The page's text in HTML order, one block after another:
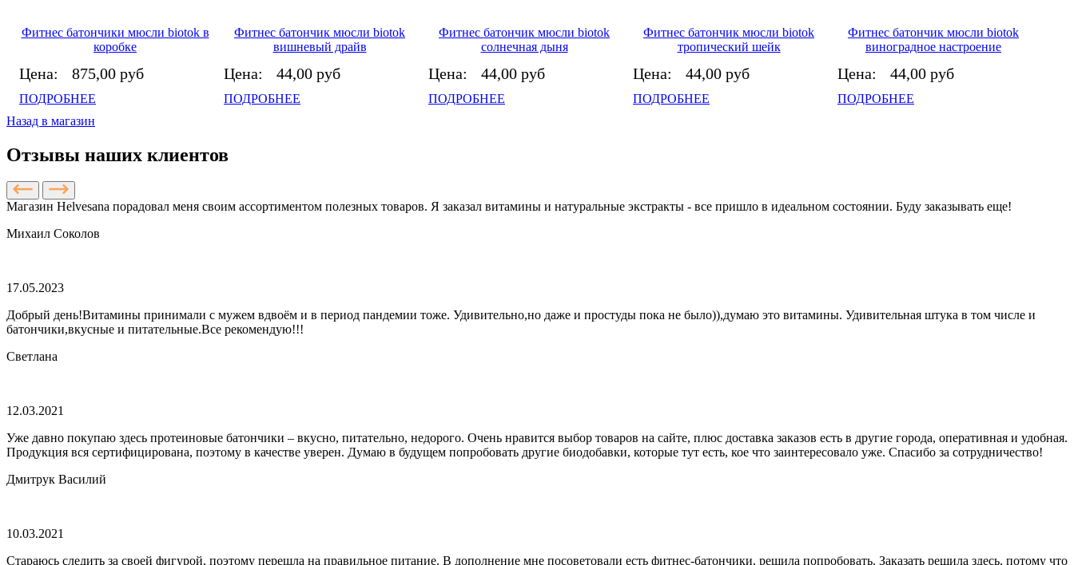
Фитнес батончики мюсли biotok в
коробке
Цена: 875,00 руб
ПОДРОБНЕЕ
Фитнес батончик мюсли biotok
вишневый драйв
Цена: 44,00 руб
ПОДРОБНЕЕ
Фитнес батончик мюсли biotok
солнечная дыня
Цена: 44,00 руб
ПОДРОБНЕЕ
Фитнес батончик мюсли biotok
тропический шейк
Цена: 44,00 руб
ПОДРОБНЕЕ
Фитнес батончик мюсли biotok
виноградное настроение
Цена: 44,00 руб
ПОДРОБНЕЕ
Назад в магазин
Отзывы наших клиентов
Магазин Helvesana порадовал меня своим ассортиментом полезных товаров. Я заказал витамины и натуральные экстракты - все пришло в идеальном состоянии. Буду заказывать еще!
Михаил Соколов
17.05.2023
Добрый день!Витамины принимали с мужем вдвоём и в период пандемии тоже. Удивительно,но даже и простуды пока не было)),думаю это витамины. Удивительная штука в том числе и
батончики,вкусные и питательные.Все рекомендую!!!
Светлана
12.03.2021
Уже давно покупаю здесь протеиновые батончики – вкусно, питательно, недорого. Очень нравится выбор товаров на сайте, плюс доставка заказов есть в другие города, оперативная и удобная.
Продукция вся сертифицирована, поэтому в качестве уверен. Думаю в будущем попробовать другие биодобавки, которые тут есть, кое что заинтересовало уже. Спасибо за сотрудничество!
Дмитрук Василий
10.03.2021
Стараюсь следить за своей фигурой, поэтому перешла на правильное питание. В дополнение мне посоветовали есть фитнес-батончики, решила попробовать. Заказать решила здесь, потому что